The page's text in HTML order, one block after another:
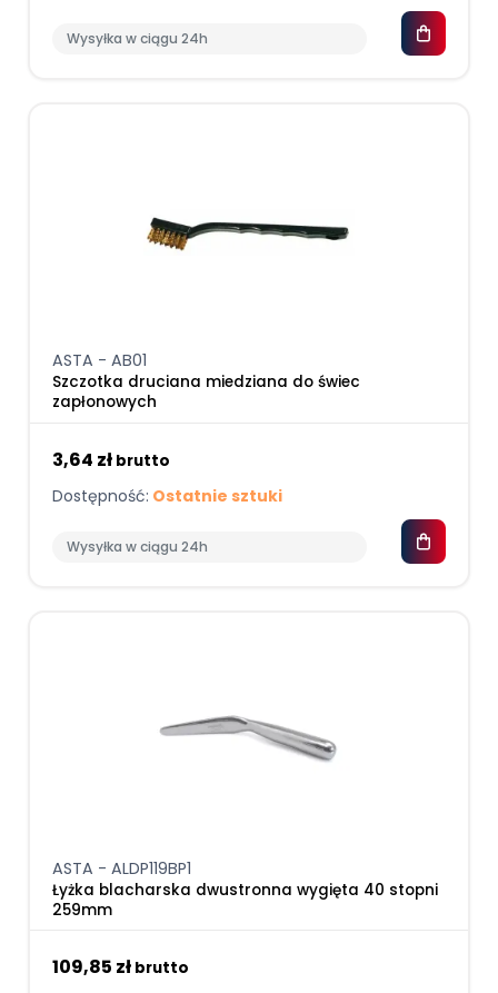
Wysyłka w ciągu 24h
ASTA - AB01
Szczotka druciana miedziana do świec
zapłonowych
3,64 zł brutto
Dostępność: Ostatnie sztuki
Wysyłka w ciągu 24h
ASTA - ALDP119BP1
Łyżka blacharska dwustronna wygięta 40 stopni
259mm
109,85 zł brutto